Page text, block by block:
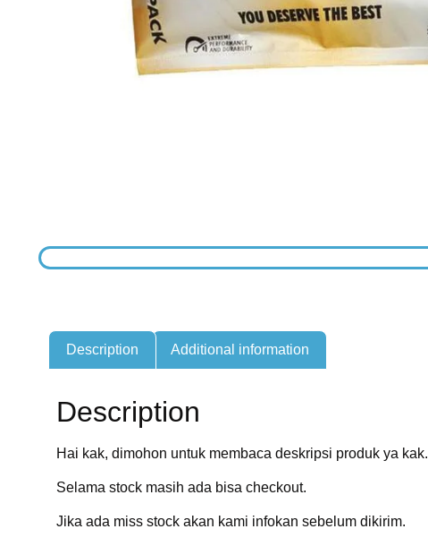
Description Additional information
Description
Hai kak, dimohon untuk membaca deskripsi produk ya kak.
Selama stock masih ada bisa checkout.
Jika ada miss stock akan kami infokan sebelum dikirim.